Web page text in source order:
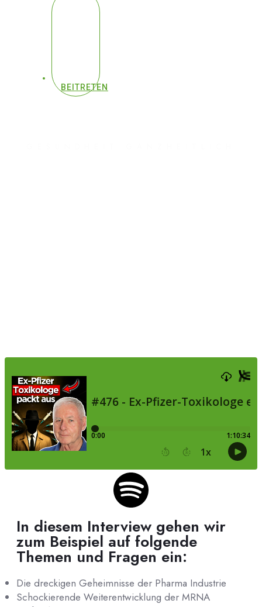
BEITRETEN
In diesem Interview gehen wir
zum Beispiel auf folgende
Themen und Fragen ein:
Die dreckigen Geheimnisse der Pharma Industrie
Schockierende Weiterentwicklung der MRNA